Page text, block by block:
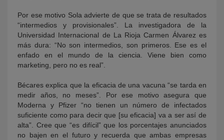
Por ese motivo Sola advierte de que se trata de resultados
“intermedios y provisionales”. La investigadora de la
Universidad Internacional de La Rioja Carmen Álvarez es
más dura: “No son intermedios, son primeros. Ese es el
enfado en el mundo de la ciencia. Viene bien como
marketing, pero no es real”.
Bécares explica que la eficacia de una vacuna “se tarda en
medir años, no meses”. Por ese motivo asegura que
Moderna y Pfizer “no tienen un número de infectados
suficiente como para decir que [su eficacia] va a ser así de
alta”. Cree que “es difícil” que los porcentajes anunciados
no bajen en el futuro y recuerda que ambas empresas